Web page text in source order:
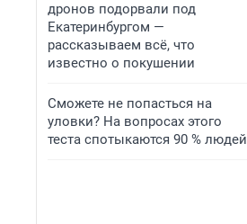
дронов подорвали под
Екатеринбургом —
рассказываем всё, что
известно о покушении
Сможете не попасться на
уловки? На вопросах этого
теста спотыкаются 90 % людей